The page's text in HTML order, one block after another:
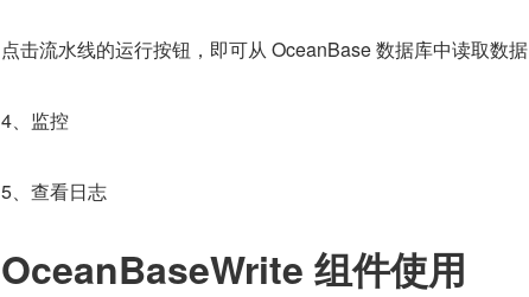
点击流水线的运行按钮，即可从 OceanBase 数据库中读取数据
4、监控
5、查看日志
OceanBaseWrite 组件使用